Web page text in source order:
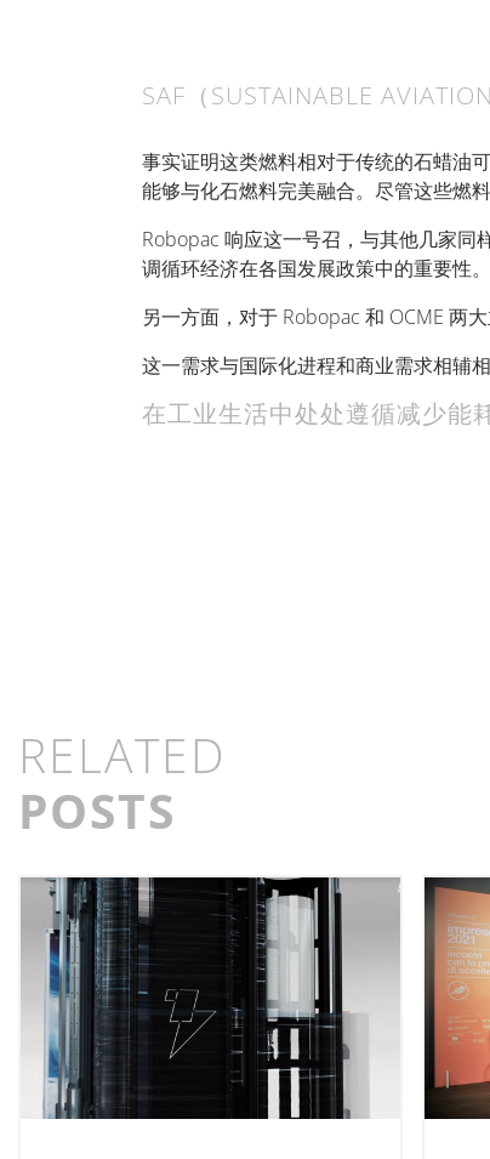
SAF（SUSTAINABLE
事实证明这类燃料相对于传统的石蜡油
能够与化石燃料完美融合。尽管这些燃
Robopac 响应这一号召，与其他几家同
调循环经济在各国发展政策中的重要性。
另一方面，对于 Robopac 和 OCME 两
这一需求与国际化进程和商业需求相辅
在工业生活中处处遵循减少能
RELATED
POSTS